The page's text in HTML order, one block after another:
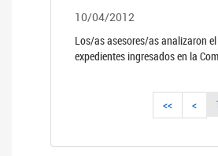
10/04/2012
Los/as asesores/as analizaron
expedientes ingresados en la
<< <